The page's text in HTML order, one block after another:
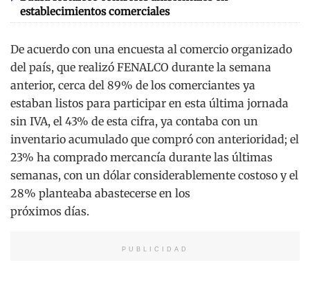
establecimientos comerciales
De acuerdo con una encuesta al comercio organizado
del país, que realizó FENALCO durante la semana
anterior, cerca del 89% de los comerciantes ya
estaban listos para participar en esta última jornada
sin IVA, el 43% de esta cifra, ya contaba con un
inventario acumulado que compró con anterioridad; el
23% ha comprado mercancía durante las últimas
semanas, con un dólar considerablemente costoso y el
28% planteaba abastecerse en los
próximos días.
PUBLICIDAD